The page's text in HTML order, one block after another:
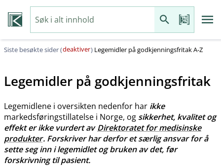
Siste besøkte sider (deaktiver) Legemidler på godkjenningsfritak A-Z
Legemidler på godkjenningsfritak
Legemidlene i oversikten nedenfor har ikke
markedsføringstillatelse i Norge, og sikkerhet, kvalitet og
effekt er ikke vurdert avDirektoratet for medisinske
produkter. Forskriver har derfor et særlig ansvar for å
sette seg inn i legemidlet og bruken av det, før
forskrivning til pasient.